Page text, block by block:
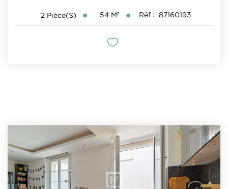
2 Pièce(s) 54 M² Réf : 87160193